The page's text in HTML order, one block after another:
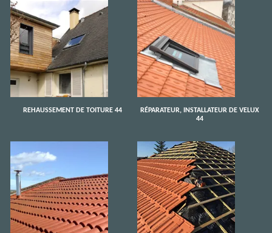
REHAUSSEMENT DE TOITURE 44
RÉPARATEUR, INSTALLATEUR DE VELUX
44